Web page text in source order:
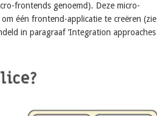
frontends genoemd). Deze micro-
één frontend-applicatie te creëren (zie
in paragraaf ‘Integration approaches